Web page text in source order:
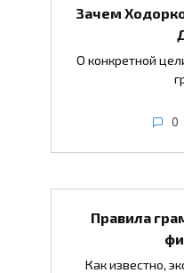
Зачем
О конкретной
0
Правила
Как известно,